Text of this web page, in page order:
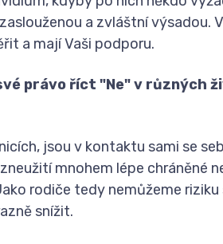
a zvláštní výsadou.
a mají Vaši podporu.
právo říct "Ne"v různých
jsou v kontaktu sami se
mnohem lépe chráněné
rodiče tedy nemůžeme riziku
snížit.